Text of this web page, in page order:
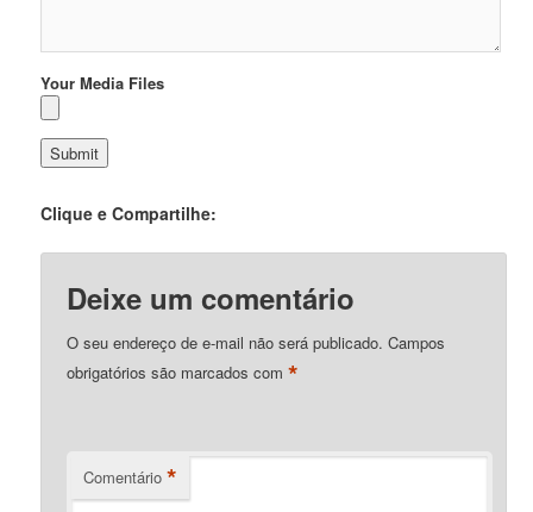
Your Media Files
Clique e Compartilhe:
Deixe um comentário
O seu endereço de e-mail não será publicado. Campos
obrigatórios são marcados com*
Comentário *